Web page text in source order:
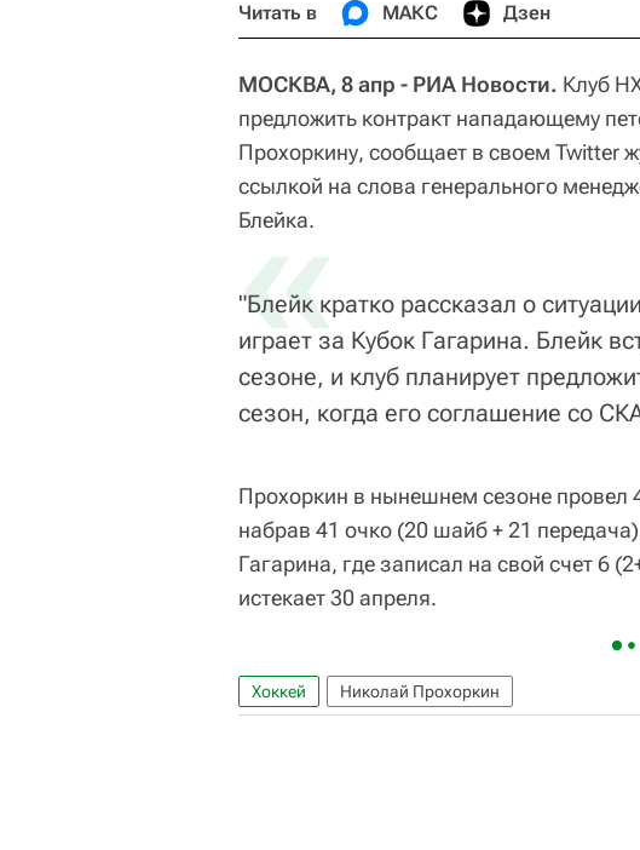
Читать в МАКС Дзен
МОСКВА, 8 апр - РИА Новости. Клуб
предложить контракт нападающему
Прохоркину, сообщает в своем Twitter
ссылкой на слова генерального
Блейка.
«
"Блейк кратко рассказал о
играет за Кубок Гагарина. Блейк
сезоне, и клуб планирует
сезон, когда его соглашение со
Прохоркин в нынешнем сезоне провел
набрав 41 очко (20 шайб + 21
Гагарина, где записал на свой счет 6
истекает 30 апреля.
Хоккей Николай Прохоркин